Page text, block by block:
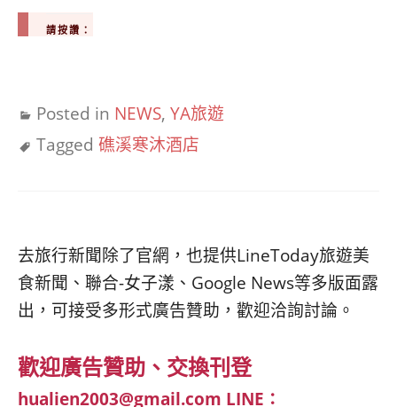
請按讚：
Posted in NEWS, YA旅遊
Tagged 礁溪寒沐酒店
去旅行新聞除了官網，也提供LineToday旅遊美
食新聞、聯合-女子漾、Google News等多版面露
出，可接受多形式廣告贊助，歡迎洽詢討論。
歡迎廣告贊助、交換刊登
hualien2003@gmail.com LINE：